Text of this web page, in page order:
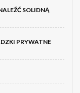
SOLIDNĄ
PRYWATNE